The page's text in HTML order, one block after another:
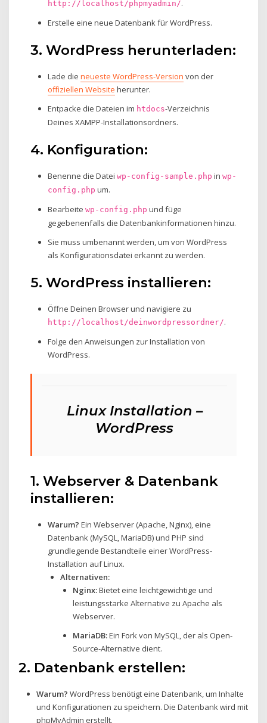
http://localhost/phpmyadmin/.
Erstelle eine neue Datenbank für WordPress.
3. WordPress herunterladen:
Lade die neueste WordPress-Version von der
offiziellen Website herunter.
Entpacke die Dateien im htdocs-Verzeichnis
Deines XAMPP-Installationsordners.
4. Konfiguration:
Benenne die Datei wp-config-sample.php in wp-
config.php um.
Bearbeite wp-config.php und füge
gegebenenfalls die Datenbankinformationen hinzu.
Sie muss umbenannt werden, um von WordPress
als Konfigurationsdatei erkannt zu werden.
5. WordPress installieren:
Öffne Deinen Browser und navigiere zu
http://localhost/deinwordpressordner/.
Folge den Anweisungen zur Installation von
WordPress.
Linux Installation –
WordPress
1. Webserver & Datenbank
installieren:
Warum? Ein Webserver (Apache, Nginx), eine
Datenbank (MySQL, MariaDB) und PHP sind
grundlegende Bestandteile einer WordPress-
Installation auf Linux.
Alternativen:
Nginx:Bietet eine leichtgewichtige und
leistungsstarke Alternative zu Apache als
Webserver.
MariaDB:Ein Fork von MySQL, der als Open-
Source-Alternative dient.
2. Datenbank erstellen:
Warum? WordPress benötigt eine Datenbank, um Inhalte
und Konfigurationen zu speichern. Die Datenbank wird mit
phpMyAdmin erstellt.